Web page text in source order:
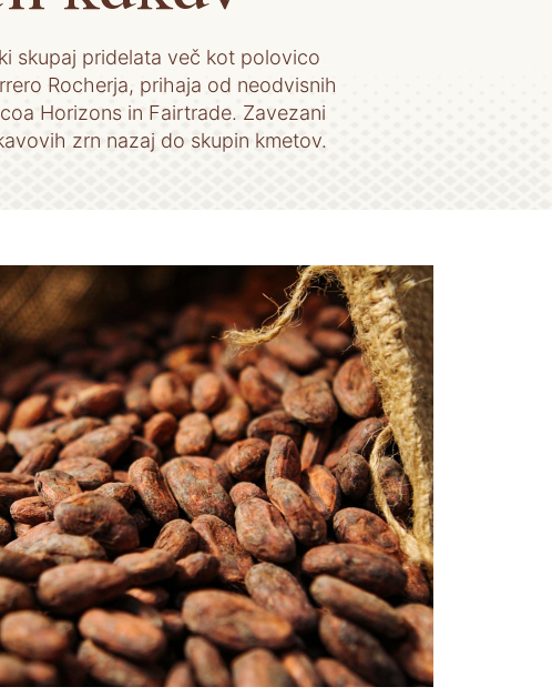
skupaj pridelata več kot polovico
Rocherja, prihaja od neodvisnih
Horizons in Fairtrade. Zavezani
zrn nazaj do skupin kmetov.